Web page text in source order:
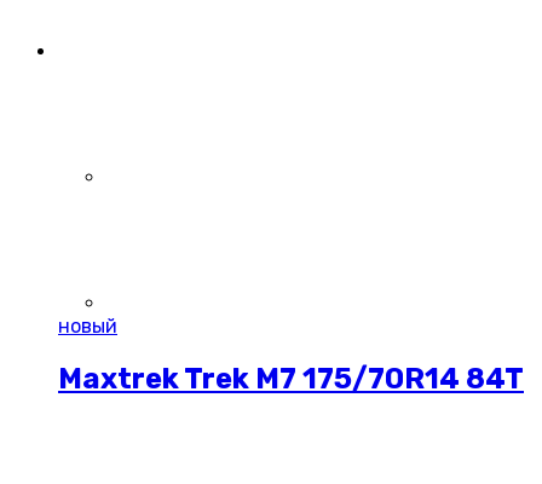
новый
Maxtrek Trek M7 175/70R14 84T